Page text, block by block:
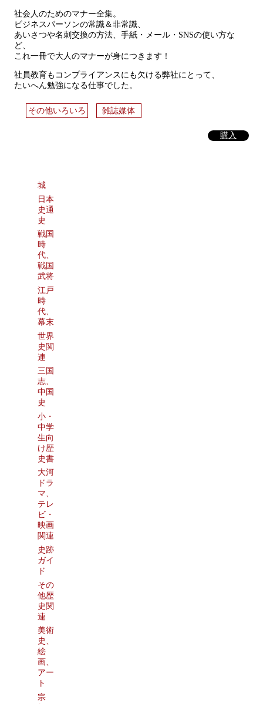
社会人のためのマナー全集。
ビジネスパーソンの常識＆非常識、
あいさつや名刺交換の方法、手紙・メール・SNSの使い方な
ど、
これ一冊で大人のマナーが身につきます！
社員教育もコンプライアンスにも欠ける弊社にとって、
たいへん勉強になる仕事でした。
その他いろいろ 雑誌媒体
購入
城
日本
史通
史
戦国
時
代、
戦国
武将
江戸
時
代、
幕末
世界
史関
連
三国
志、
中国
史
小・
中学
生向
け歴
史書
大河
ドラ
マ、
テレ
ビ・
映画
関連
史跡
ガイ
ド
その
他歴
史関
連
美術
史、
絵
画、
アー
ト
宗